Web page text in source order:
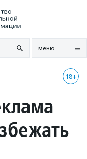
меню
18+